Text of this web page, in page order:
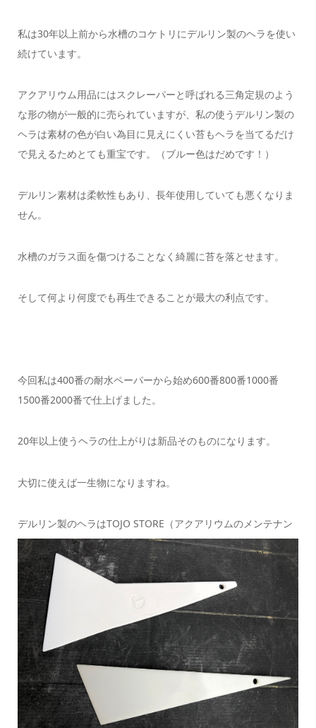
私は30年以上前から水槽のコケトリにデルリン製のヘラを使い
続けています。
アクアリウム用品にはスクレーパーと呼ばれる三角定規のよう
な形の物が一般的に売られていますが、私の使うデルリン製の
ヘラは素材の色が白い為目に見えにくい苔もヘラを当てるだけ
で見えるためとても重宝です。（ブルー色はだめです！）
デルリン素材は柔軟性もあり、長年使用していても悪くなりま
せん。
水槽のガラス面を傷つけることなく綺麗に苔を落とせます。
そして何より何度でも再生できることが最大の利点です。
今回私は400番の耐水ペーパーから始め600番800番1000番
1500番2000番で仕上げました。
20年以上使うヘラの仕上がりは新品そのものになります。
大切に使えば一生物になりますね。
デルリン製のヘラはTOJO STORE（アクアリウムのメンテナン